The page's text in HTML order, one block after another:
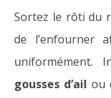
Sortez le rôti du
de l’enfourner
uniformément.
gousses d’ail ou